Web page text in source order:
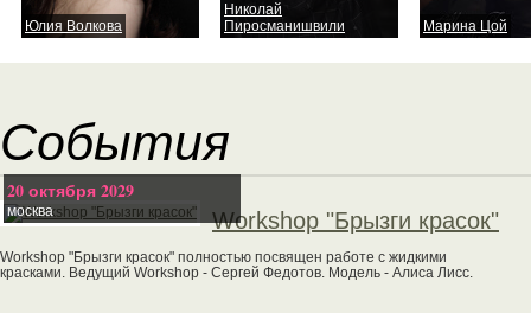
Юлия Волкова
Николай
Пиросманишвили
Марина Цой
События
20 октября 2029
москва Workshop "Брызги красок"
Workshop "Брызги красок" полностью посвящен работе с жидкими
красками. Ведущий Workshop - Сергей Федотов. Модель - Алиса Лисс.